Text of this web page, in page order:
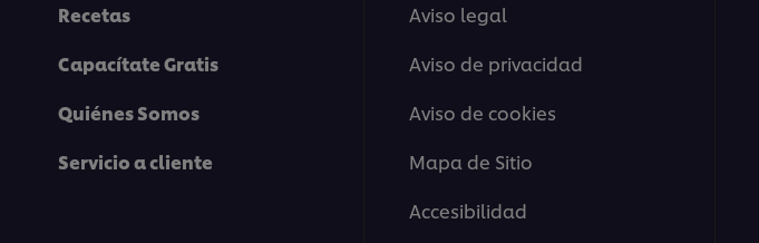
Recetas
Capacítate Gratis
Quiénes Somos
Servicio a cliente
Aviso legal
Aviso de privacidad
Aviso de cookies
Mapa de Sitio
Accesibilidad